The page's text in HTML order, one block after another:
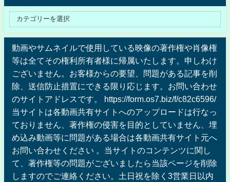
動画やサムネイルで使用している映像の著作権や肖像権
等は全てその権利所有者様に帰属いたします。申しわけ
ございません。お客様からの要望、問題がある記事を削
除、送信防止措置にできる限り応じます。お問い合わせ
のサイトアドレスです。 https://form.os7.biz/f/c82c6596/
当サイトは各動画共有サイトへのアップロードは行なっ
ておりません、著作権の侵害を目的としていません、埋
め込み動画等に問題がある場合は各動画共有サイト元へ
お問い合わせください 。当サイトのコンテンツに関し
て、著作権等の問題がございましたら当該ページを削除
しますのでご連絡ください。土日祝を除く3営業日以内